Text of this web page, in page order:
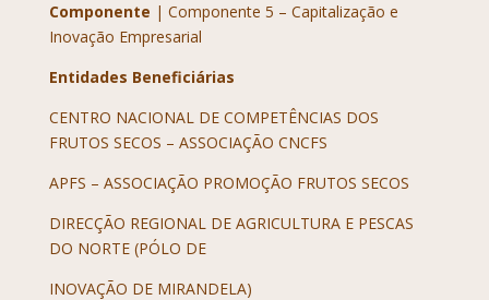
Componente | Componente 5 – Capitalização e
Inovação Empresarial
Entidades Beneficiárias
CENTRO NACIONAL DE COMPETÊNCIAS DOS
FRUTOS SECOS – ASSOCIAÇÃO CNCFS
APFS – ASSOCIAÇÃO PROMOÇÃO FRUTOS SECOS
DIRECÇÃO REGIONAL DE AGRICULTURA E PESCAS
DO NORTE (PÓLO DE
INOVAÇÃO DE MIRANDELA)